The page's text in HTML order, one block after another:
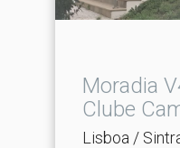
Moradia
Clube
Lisboa /